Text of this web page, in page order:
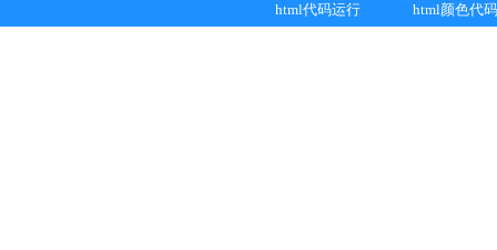
html代码运行
html颜色代码